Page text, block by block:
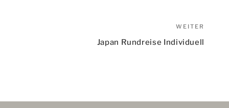
WEITER
Japan Rundreise Individuell